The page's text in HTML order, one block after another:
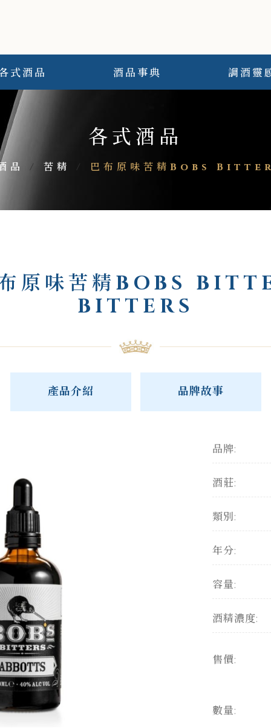
式酒品 酒品事典 調酒靈
各式酒品
品 / 苦精 / 巴布原味苦精Bobs
原味苦精BOBS
BITTERS
產品介紹 品牌故事
品牌:
酒莊:
類別:
年分:
容量:
酒精濃度:
售價:
數量: